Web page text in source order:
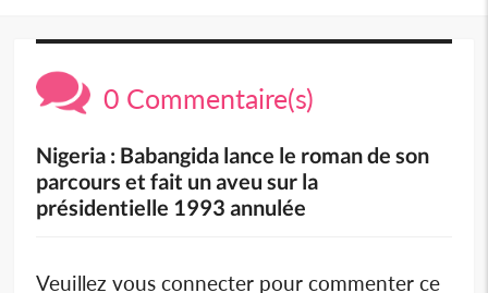
0 Commentaire(s)
Nigeria : Babangida lance le roman de son
parcours et fait un aveu sur la
présidentielle 1993 annulée
Veuillez vous connecter pour commenter ce